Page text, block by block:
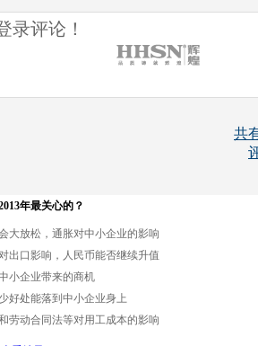
共
年最关心的？
大放松，通胀对中小企业的影响
出口影响，人民币能否继续升值
小企业带来的商机
好处能落到中小企业身上
劳动合同法等对用工成本的影响